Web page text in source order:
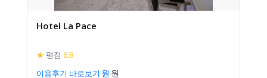
Hotel La Pace
★ 평점 6.8
이용후기 바로보기